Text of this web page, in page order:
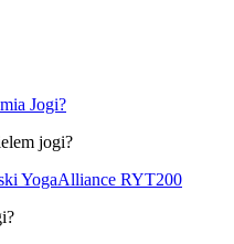
Jogi?
jogi?
YogaAlliance RYT200